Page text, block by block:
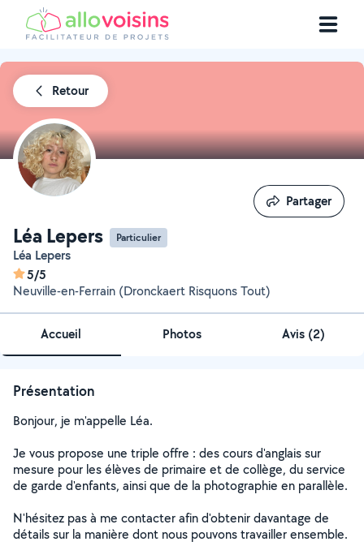
Retour
Léa Lepers Particulier
Léa Lepers
5/5
Neuville-en-Ferrain (Dronckaert Risquons Tout)
Partager
Partager
Accueil Photos Avis (2)
Présentation
Bonjour, je m'appelle Léa.
Je vous propose une triple offre : des cours d'anglais sur
mesure pour les élèves de primaire et de collège, du service
de garde d'enfants, ainsi que de la photographie en parallèle.
N'hésitez pas à me contacter afin d'obtenir davantage de
détails sur la manière dont nous pouvons travailler ensemble.